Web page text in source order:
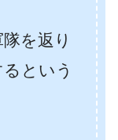
を返り
という